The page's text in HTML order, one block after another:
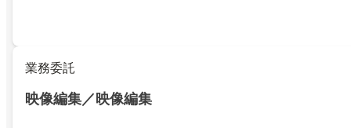
業務委託
映像編集／映像編集